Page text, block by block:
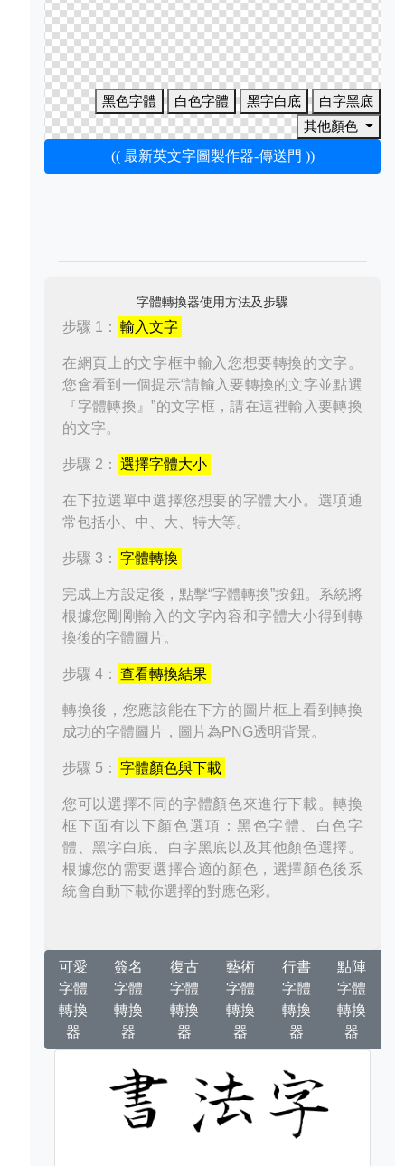
黑色字體 白色字體 黑字白底
白字黑底
其他顏色
(( 最新英文字圖製作器-傳送門 ))
字體轉換器使用方法及步驟
步驟 1： 輸入文字
在網頁上的文字框中輸入您想要轉換的文字。
您會看到一個提示“請輸入要轉換的文字並點選
『字體轉換』”的文字框，請在這裡輸入要轉換
的文字。
步驟 2： 選擇字體大小
在下拉選單中選擇您想要的字體大小。選項通
常包括小、中、大、特大等。
步驟 3： 字體轉換
完成上方設定後，點擊“字體轉換”按鈕。系統將
根據您剛剛輸入的文字內容和字體大小得到轉
換後的字體圖片。
步驟 4： 查看轉換結果
轉換後，您應該能在下方的圖片框上看到轉換
成功的字體圖片，圖片為PNG透明背景。
步驟 5： 字體顏色與下載
您可以選擇不同的字體顏色來進行下載。轉換
框下面有以下顏色選項：黑色字體、白色字
體、黑字白底、白字黑底以及其他顏色選擇。
根據您的需要選擇合適的顏色，選擇顏色後系
統會自動下載你選擇的對應色彩。
可愛
字體
轉換
器
簽名
字體
轉換
器
復古
字體
轉換
器
藝術
字體
轉換
器
行書
字體
轉換
器
點陣
字體
轉換
器